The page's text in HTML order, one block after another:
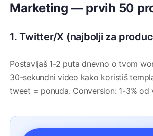
Marketing — prvih 50
1. Twitter/X (najbolji za
Postavljaš 1-2 puta dnevno o tvom
30-sekundni video kako koristiš
tweet = ponuda. Conversion: 1-3% od